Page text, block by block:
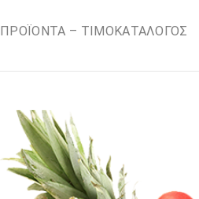
ΠΡΟΪΟΝΤΑ – ΤΙΜΟΚΑΤΑΛΟΓΟΣ